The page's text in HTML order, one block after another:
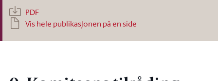
PDF
Vis hele publikasjonen på en side